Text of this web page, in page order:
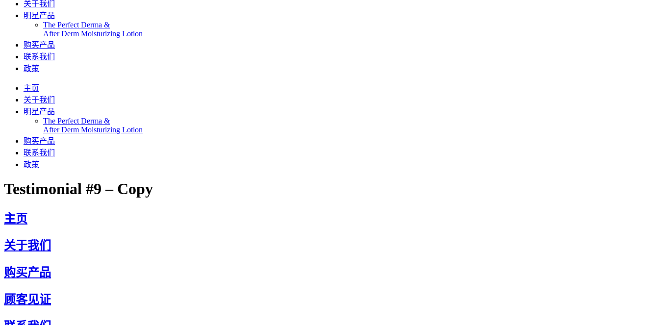
关于我们
明星产品
The Perfect Derma​ &
After Derm Moisturizing Lotion​​
购买产品
联系我们
政策
主页
关于我们
明星产品
The Perfect Derma​ &
After Derm Moisturizing Lotion​​
购买产品
联系我们
政策
Testimonial #9 – Copy
主页
关于我们
购买产品
顾客见证